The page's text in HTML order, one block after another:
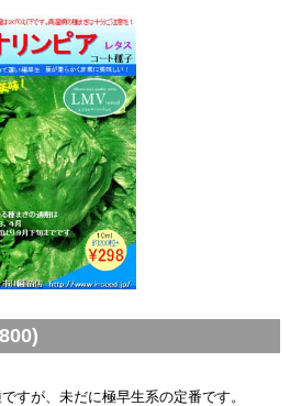
すが、未だに極早生系の定番です。